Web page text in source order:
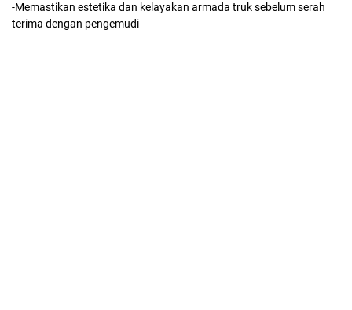
-Memastikan estetika dan kelayakan armada truk sebelum serah
terima dengan pengemudi